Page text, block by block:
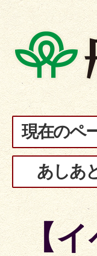
現在のペ
あしあ
【イ